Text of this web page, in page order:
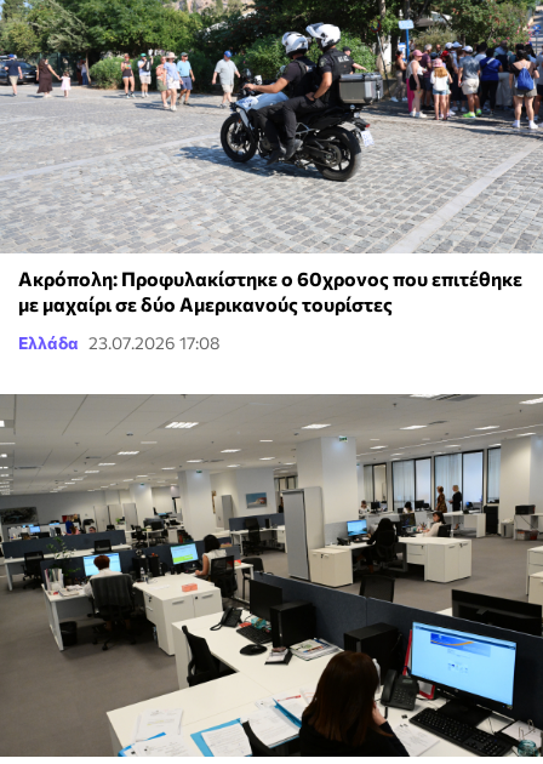
Ακρόπολη: Προφυλακίστηκε ο 60χρονος που επιτέθηκε
με μαχαίρι σε δύο Αμερικανούς τουρίστες
Ελλάδα 23.07.2026 17:08